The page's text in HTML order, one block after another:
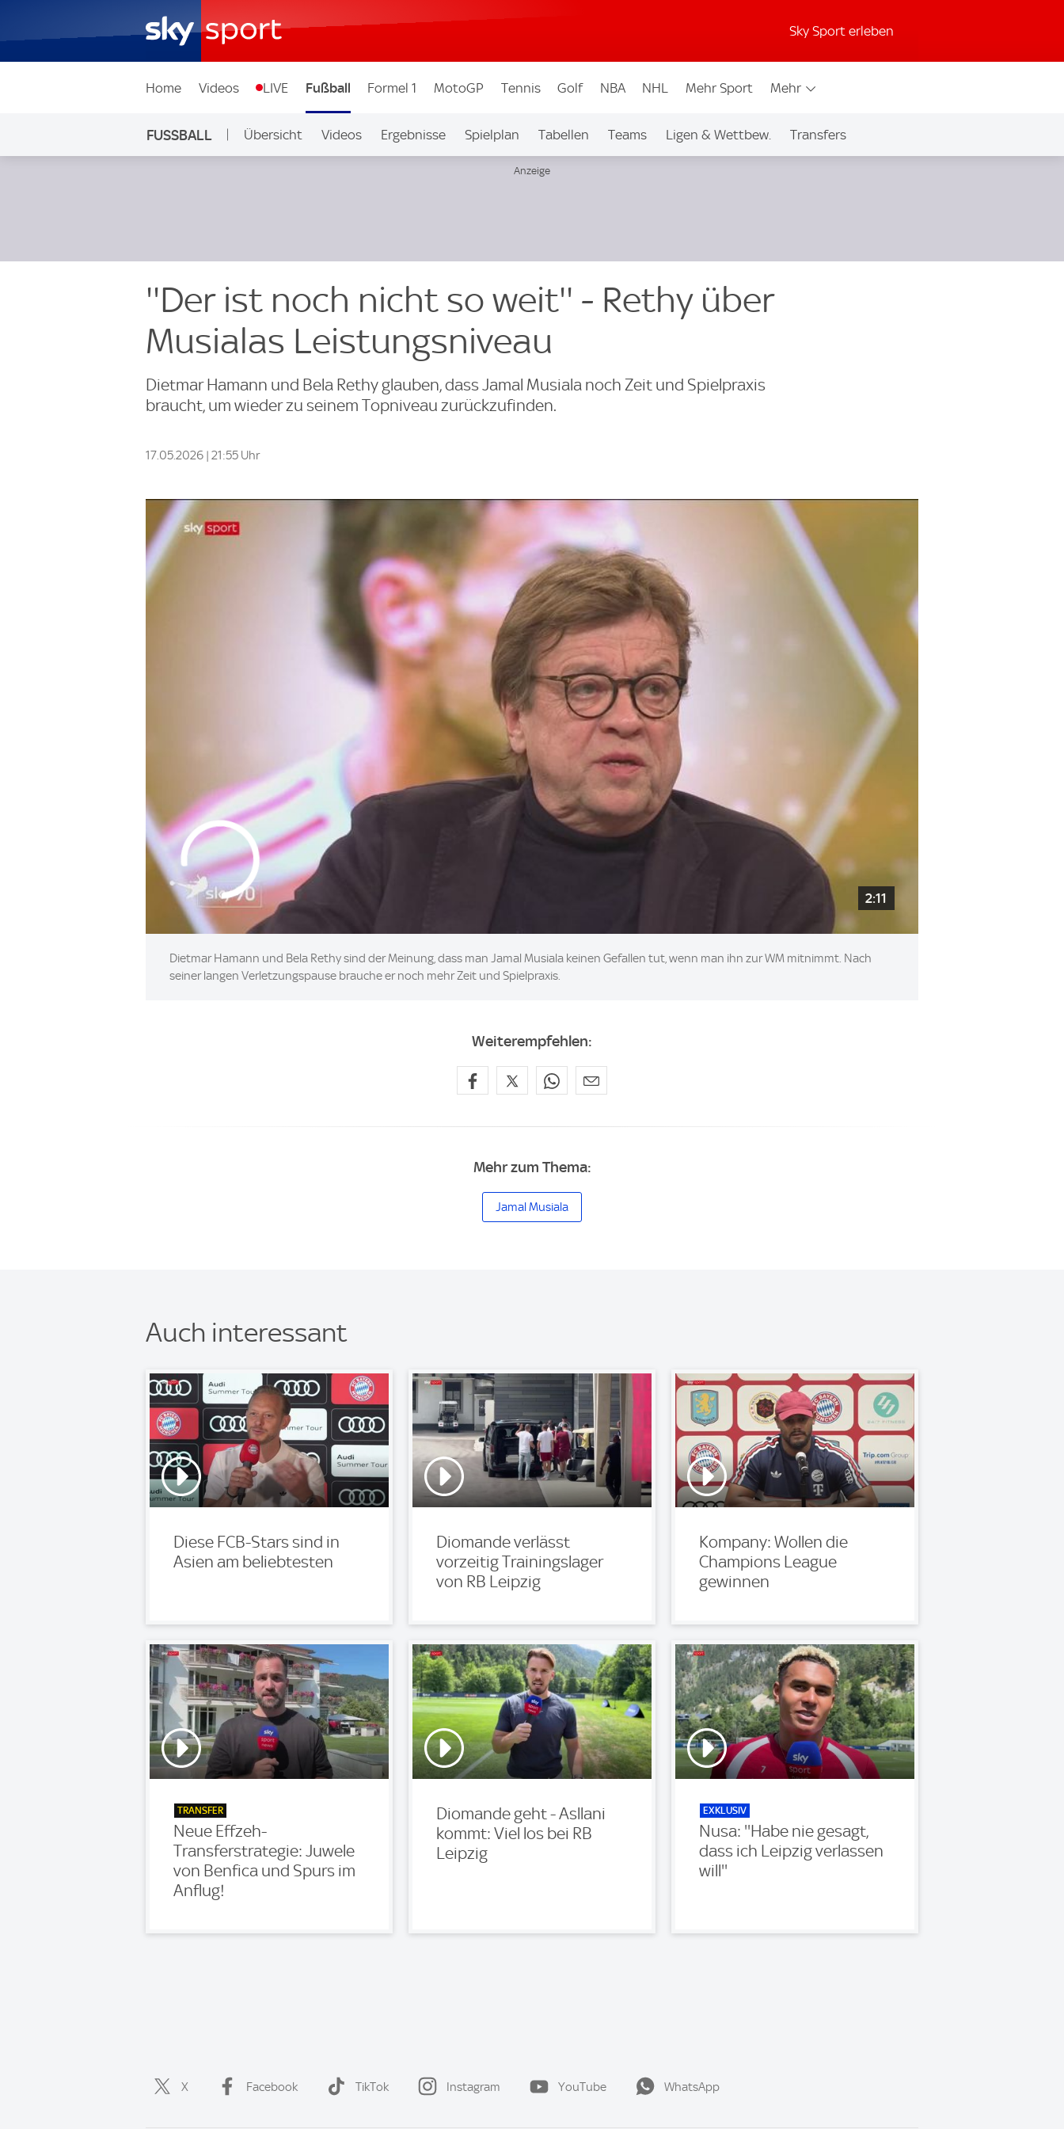
Sky Sport erleben
Home Videos LIVE Fußball Formel 1 MotoGP Tennis Golf NBA NHL Mehr Sport Mehr
FUSSBALL Übersicht Videos Ergebnisse Spielplan Tabellen Teams Ligen & Wettbew. Transfers
''Der ist noch nicht so weit'' - Rethy über
Musialas Leistungsniveau
Dietmar Hamann und Bela Rethy glauben, dass Jamal Musiala noch Zeit und Spielpraxis
braucht, um wieder zu seinem Topniveau zurückzufinden.
17.05.2026 | 21:55 Uhr
2:11
Dietmar Hamann und Bela Rethy sind der Meinung, dass man Jamal Musiala keinen Gefallen tut, wenn man ihn zur WM mitnimmt. Nach
seiner langen Verletzungspause brauche er noch mehr Zeit und Spielpraxis.
Weiterempfehlen:
Mehr zum Thema:
Jamal Musiala
Auch interessant
Diese FCB-Stars sind in
Asien am beliebtesten
Diomande verlässt
vorzeitig Trainingslager
von RB Leipzig
Kompany: Wollen die
Champions League
gewinnen
TRANSFER
Neue Effzeh-
Transferstrategie: Juwele
von Benfica und Spurs im
Anflug!
Diomande geht - Asllani
kommt: Viel los bei RB
Leipzig
EXKLUSIV
Nusa: ''Habe nie gesagt,
dass ich Leipzig verlassen
will''
X Facebook TikTok Instagram YouTube WhatsApp